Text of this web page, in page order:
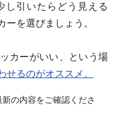
し引いたらどう見える
を選びましょう。
カーがいい、という場
るのがオススメ。
の内容をご確認くださ